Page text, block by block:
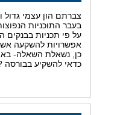
צברתם הון עצמי
בעבר התוכניות
על פי תכניות בבנקים
אפשרויות להשקעה
כן, נשאלת השאלה-
כדאי להשקיע בבורסה